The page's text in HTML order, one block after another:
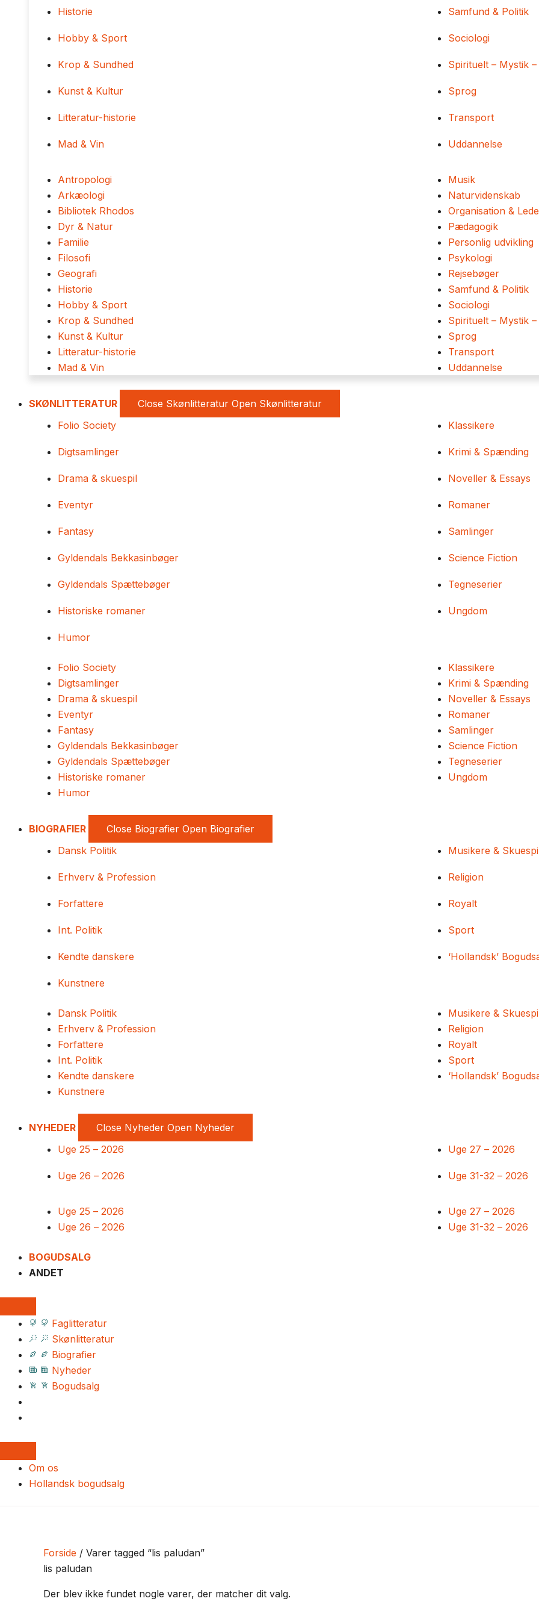
Historie
Hobby & Sport
Krop & Sundhed
Kunst & Kultur
Litteratur-historie
Mad & Vin
Samfund & Politik
Sociologi
Spirituelt – Mystik
Sprog
Transport
Uddannelse
Antropologi
Arkæologi
Bibliotek Rhodos
Dyr & Natur
Familie
Filosofi
Geografi
Historie
Hobby & Sport
Krop & Sundhed
Kunst & Kultur
Litteratur-historie
Mad & Vin
Musik
Naturvidenskab
Organisation &
Pædagogik
Personlig udvikling
Psykologi
Rejsebøger
Samfund & Politik
Sociologi
Spirituelt – Mystik
Sprog
Transport
Uddannelse
SKØNLITTERATUR Close Skønlitteratur Open Skønlitteratur
Folio Society
Digtsamlinger
Drama & skuespil
Eventyr
Fantasy
Gyldendals Bekkasinbøger
Gyldendals Spættebøger
Historiske romaner
Humor
Klassikere
Krimi & Spænding
Noveller & Essays
Romaner
Samlinger
Science Fiction
Tegneserier
Ungdom
Folio Society
Digtsamlinger
Drama & skuespil
Eventyr
Fantasy
Gyldendals Bekkasinbøger
Gyldendals Spættebøger
Historiske romaner
Humor
Klassikere
Krimi & Spænding
Noveller & Essays
Romaner
Samlinger
Science Fiction
Tegneserier
Ungdom
BIOGRAFIER Close Biografier Open Biografier
Dansk Politik
Erhverv & Profession
Forfattere
Int. Politik
Kendte danskere
Kunstnere
Musikere &
Religion
Royalt
Sport
‘Hollandsk’
Dansk Politik
Erhverv & Profession
Forfattere
Int. Politik
Kendte danskere
Kunstnere
Musikere &
Religion
Royalt
Sport
‘Hollandsk’
NYHEDER Close Nyheder Open Nyheder
Uge 25 – 2026
Uge 26 – 2026
Uge 27 – 2026
Uge 31-32 – 2026
Uge 25 – 2026
Uge 26 – 2026
Uge 27 – 2026
Uge 31-32 – 2026
BOGUDSALG
ANDET
Faglitteratur
Skønlitteratur
Biografier
Nyheder
Bogudsalg
Om os
Hollandsk bogudsalg
Forside / Varer tagged “lis paludan”
lis paludan
Der blev ikke fundet nogle varer, der matcher dit valg.